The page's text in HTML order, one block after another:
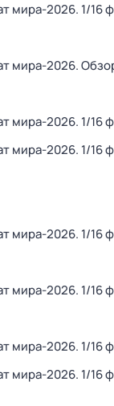
мира-2026. 1/16
мира-2026.
мира-2026. 1/16
мира-2026. 1/16
мира-2026. 1/16
мира-2026. 1/16
мира-2026. 1/16
мира-2026. 1/16